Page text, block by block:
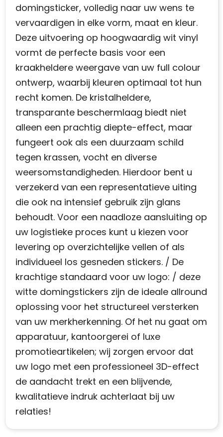
domingsticker, volledig naar uw wens te
vervaardigen in elke vorm, maat en kleur.
Deze uitvoering op hoogwaardig wit vinyl
vormt de perfecte basis voor een
kraakheldere weergave van uw full colour
ontwerp, waarbij kleuren optimaal tot hun
recht komen. De kristalheldere,
transparante beschermlaag biedt niet
alleen een prachtig diepte-effect, maar
fungeert ook als een duurzaam schild
tegen krassen, vocht en diverse
weersomstandigheden. Hierdoor bent u
verzekerd van een representatieve uiting
die ook na intensief gebruik zijn glans
behoudt. Voor een naadloze aansluiting op
uw logistieke proces kunt u kiezen voor
levering op overzichtelijke vellen of als
individueel los gesneden stickers. / De
krachtige standaard voor uw logo: / deze
witte domingstickers zijn de ideale allround
oplossing voor het structureel versterken
van uw merkherkenning. Of het nu gaat om
apparatuur, kantoorgerei of luxe
promotieartikelen; wij zorgen ervoor dat
uw logo met een professioneel 3D-effect
de aandacht trekt en een blijvende,
kwalitatieve indruk achterlaat bij uw
relaties!​